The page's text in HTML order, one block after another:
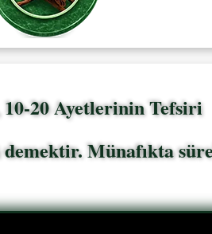
20 Ayetlerinin Tefsiri
Münafıkta